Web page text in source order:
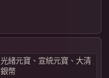
光緒元寶、宣統元寶、大清
銀幣